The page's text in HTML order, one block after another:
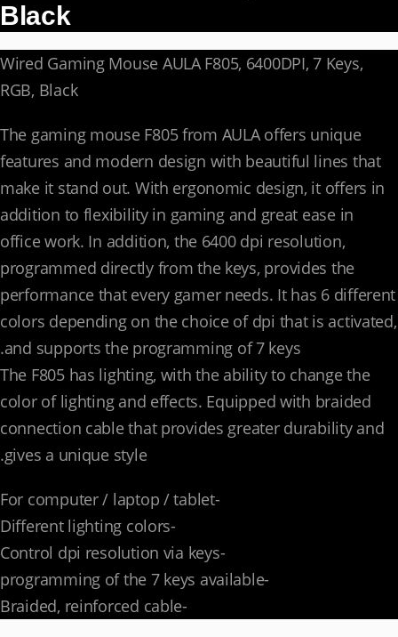
Black
Wired Gaming Mouse AULA F805, 6400DPI, 7 Keys,
RGB, Black
The gaming mouse F805 from AULA offers unique
features and modern design with beautiful lines that
make it stand out. With ergonomic design, it offers in
addition to flexibility in gaming and great ease in
office work. In addition, the 6400 dpi resolution,
programmed directly from the keys, provides the
performance that every gamer needs. It has 6 different
colors depending on the choice of dpi that is activated,
and supports the programming of 7 keys.
The F805 has lighting, with the ability to change the
color of lighting and effects. Equipped with braided
connection cable that provides greater durability and
gives a unique style.
-For computer / laptop / tablet
-Different lighting colors
-Control dpi resolution via keys
-programming of the 7 keys available
-Braided, reinforced cable